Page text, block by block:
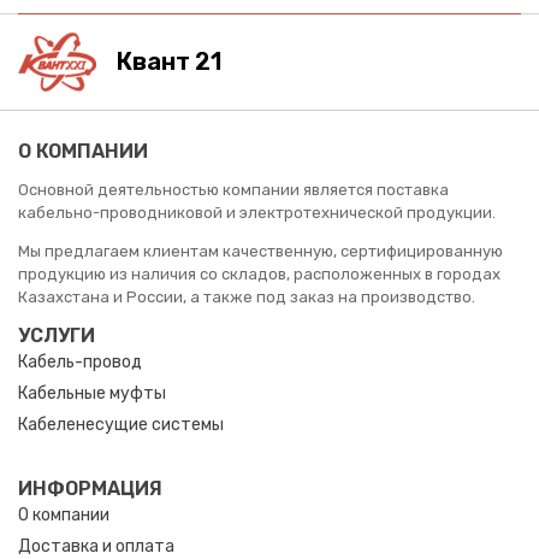
Квант 21
О КОМПАНИИ
Основной деятельностью компании является поставка
кабельно-проводниковой и электротехнической продукции.
Мы предлагаем клиентам качественную, сертифицированную
продукцию из наличия со складов, расположенных в городах
Казахстана и России, а также под заказ на производство.
УСЛУГИ
Кабель-провод
Кабельные муфты
Кабеленесущие системы
ИНФОРМАЦИЯ
О компании
Доставка и оплата